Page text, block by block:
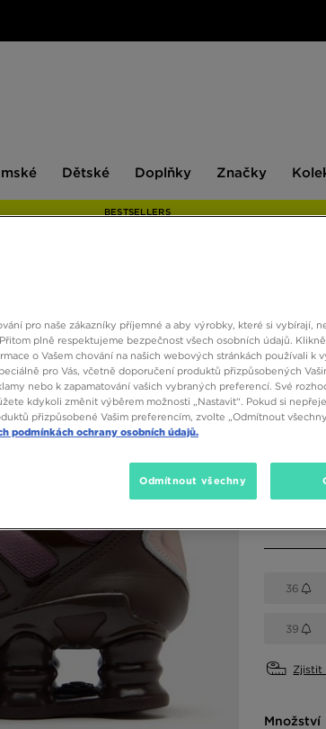
Dětské Doplňky Značky
BESTSELLERS
NIKE
2590
Vyberte
36
39
Zjistit
Množství
pro naše zákazníky příjemné a aby výrobky, které si vybírají,
plně respektujeme bezpečnost všech osobních údajů.
o Vašem chování na našich webových stránkách používali k
pro Vás, včetně doporučení produktů přizpůsobených
nebo k zapamatování vašich vybraných preferencí. Své
kdykoli změnit výběrem možnosti „Nastavit“. Pokud si
přizpůsobené Vašim preferencím, zvolte „Odmítnout
podmínkách ochrany osobních údajů.
Odmítnout všechny